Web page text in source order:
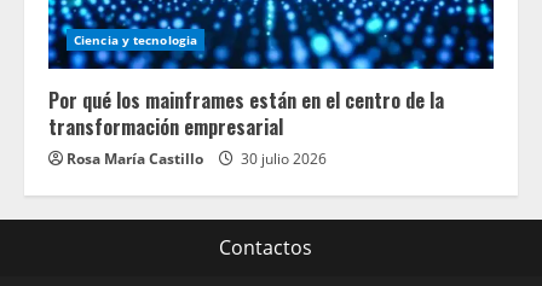
Ciencia y tecnologia
Por qué los mainframes están en el centro de la
transformación empresarial
Rosa María Castillo 30 julio 2026
Contactos